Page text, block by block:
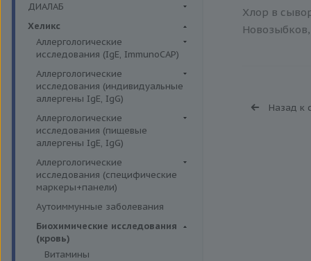
ДИАЛАБ
Биохимия крови
Хеликс
Аллергологические
исследования (IgE, ImmunoCAP)
Аллергены животных
Аллергены пыльцы
Бытовые аллергены
Пищевые аллегрены
Аллергологические
исследования (индивидуальные
аллергены IgE, IgG)
Аллергены гельминтов IgE
Аллергены деревьев IgE, IgG
Аллергены металлов IgE
Аллергены сорных трав IgE
Аллергены трав IgE
Бытовые аллергены IgE, IgG
Инсектные аллергены IgE
Аллергологические
исследования (пищевые
аллергены IgE, IgG)
Пищевые аллегрены IgE
Пищевые аллегрены IgG
Аллергологические
исследования (специфические
маркеры+панели)
Неспецифические маркеры
аллергических реакций
Определение специфических
иммуноглобулинов класса G
Аутоиммунные заболевания
Биохимические исследования
(кровь)
Витамины
Хлор в
Назад к